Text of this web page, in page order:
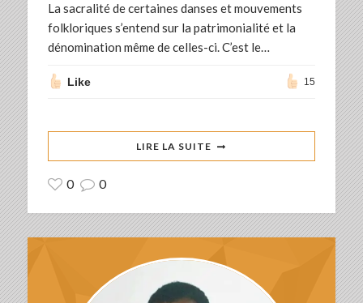
La sacralité de certaines danses et mouvements
folkloriques s’entend sur la patrimonialité et la
dénomination même de celles-ci. C’est le…
Like 15
LIRE LA SUITE
0 0